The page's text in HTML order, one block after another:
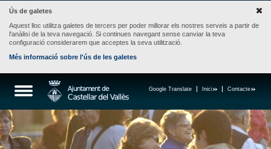
Ús de galetes
Aquest lloc utilitza galetes de tercers per poder millorar els nostres serveis a partir de
l'anàlisi de la teva navegació. Si continues navegant sense canviar la teva
configuració considerarem que acceptes la seva utilització.
Més informació sobre l'ús de les galetes
Contacte
Inici
Google Translate